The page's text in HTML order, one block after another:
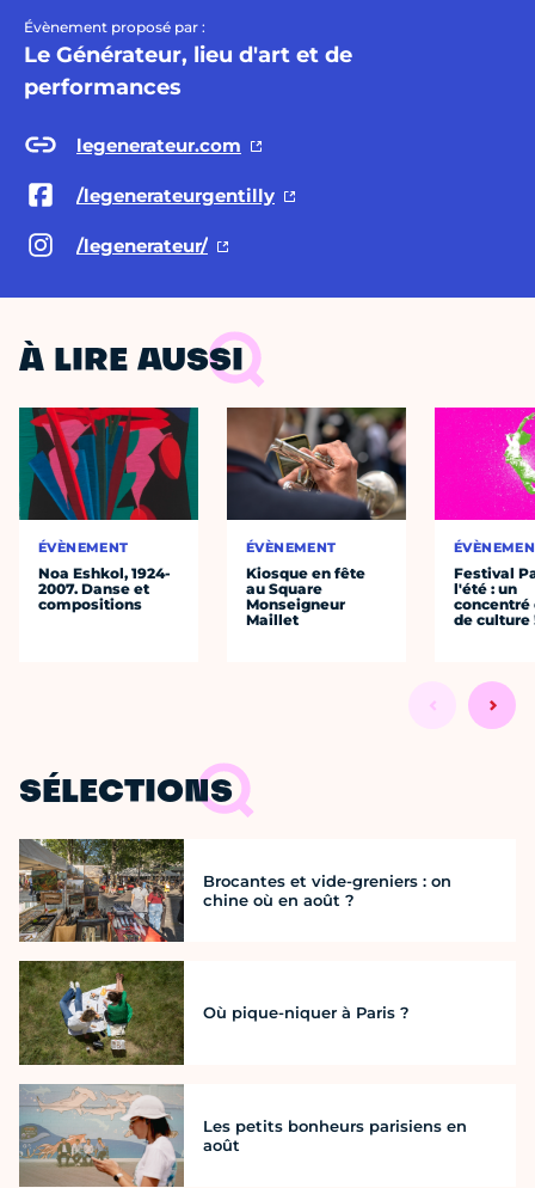
Évènement proposé par :
Le Générateur, lieu d'art et de
performances
legenerateur.com
/legenerateurgentilly
/legenerateur/
À LIRE AUSSI
ÉVÈNEMENT
Noa Eshkol, 1924-
2007. Danse et
compositions
ÉVÈNEMENT
Kiosque en fête
au Square
Monseigneur
Maillet
Festival
l'été : un
concentré
de culture
SÉLECTIONS
Brocantes et vide-greniers : on
chine où en août ?
Où pique-niquer à Paris ?
Les petits bonheurs parisiens en
août